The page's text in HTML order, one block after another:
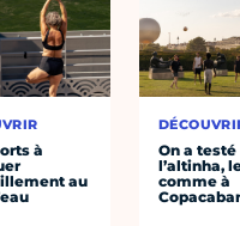
à
au
On a testé
l’altinha,
comme à